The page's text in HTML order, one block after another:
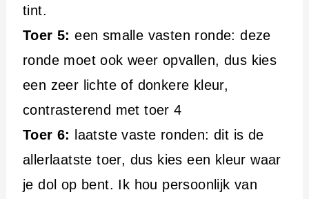
tint.
Toer 5:een smalle vasten ronde: deze
ronde moet ook weer opvallen, dus kies
een zeer lichte of donkere kleur,
contrasterend met toer 4
Toer 6:
laatste vaste ronden: dit is de
allerlaatste toer, dus kies een kleur waar
je dol op bent. Ik hou persoonlijk van